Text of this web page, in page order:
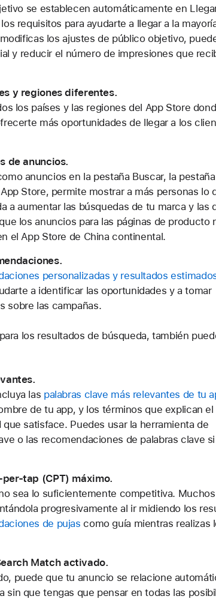
se establecen automáticamente en
requisitos para ayudarte a llegar a la
los ajustes de público objetivo,
y reducir el número de impresiones que
y regiones diferentes.
los países y las regiones del App Store
más oportunidades de llegar a los
de anuncios.
anuncios en la pestaña Buscar, la
Store, permite mostrar a más personas lo
a aumentar las búsquedas de tu marca y las
los anuncios para las páginas de producto
el App Store de China continental.
personalizadas y resultados
a identificar las oportunidades y a tomar
sobre las campañas.
los resultados de búsqueda, también
las palabras clave más relevantes de tu
de tu app, y los términos que explican
satisface. Puedes usar la herramienta de
o las recomendaciones de palabras clave si
tap (CPT) máximo.
sea lo suficientemente competitiva. Muchos
progresivamente al ir midiendo los
de pujas como guía mientras realizas
Match activado.
puede que tu anuncio se relacione
sin que tengas que pensar en todas las